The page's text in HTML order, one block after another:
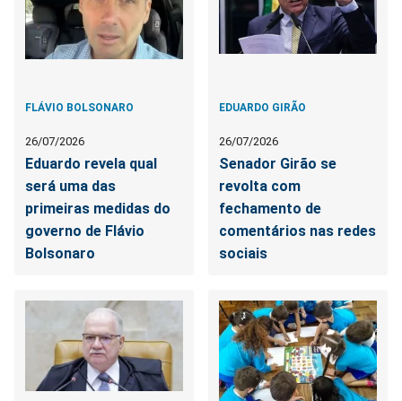
FLÁVIO BOLSONARO
26/07/2026
Eduardo revela qual
será uma das
primeiras medidas do
governo de Flávio
Bolsonaro
EDUARDO GIRÃO
26/07/2026
Senador Girão se
revolta com
fechamento de
comentários nas redes
sociais